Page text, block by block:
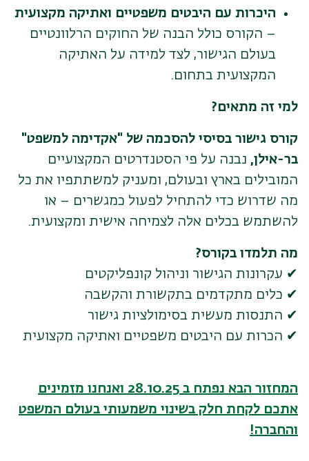
היכרות עם היבטים משפטיים ואתיקה מקצועית
– הקורס כולל הבנה של החוקים הרלוונטיים
בעולם הגישור, לצד למידה על האתיקה
המקצועית בתחום.
למי זה מתאים?
קורס גישור בסיסי להסכמה של "אקדימה למשפט"
בר-אילן, נבנה על פי הסטנדרטים המקצועיים
המובילים בארץ ובעולם, ומעניק למשתתפיו את כל
מה שדרוש כדי להתחיל לפעול כמגשרים – או
להשתמש בכלים אלה לצמיחה אישית ומקצועית.
מה תלמדו בקורס?
✔ עקרונות הגישור וניהול קונפליקטים
✔ כלים מתקדמים בתקשורת והקשבה
✔ התנסות מעשית בסימולציות גישור
✔ הכרות עם היבטים משפטיים ואתיקה מקצועית
המחזור הבא נפתח ב 28.10.25 ואנחנו מזמינים
אתכם לקחת חלק בשינוי משמעותי בעולם המשפט
והחברה!